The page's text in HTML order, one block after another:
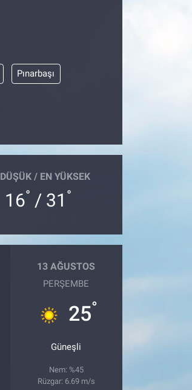
Pınarbaşı
/ EN YÜKSEK
16° / 31 °
13 AĞUSTOS
PERŞEMBE
25°
Güneşli
Nem: %45
Rüzgar: 6.69 m/s